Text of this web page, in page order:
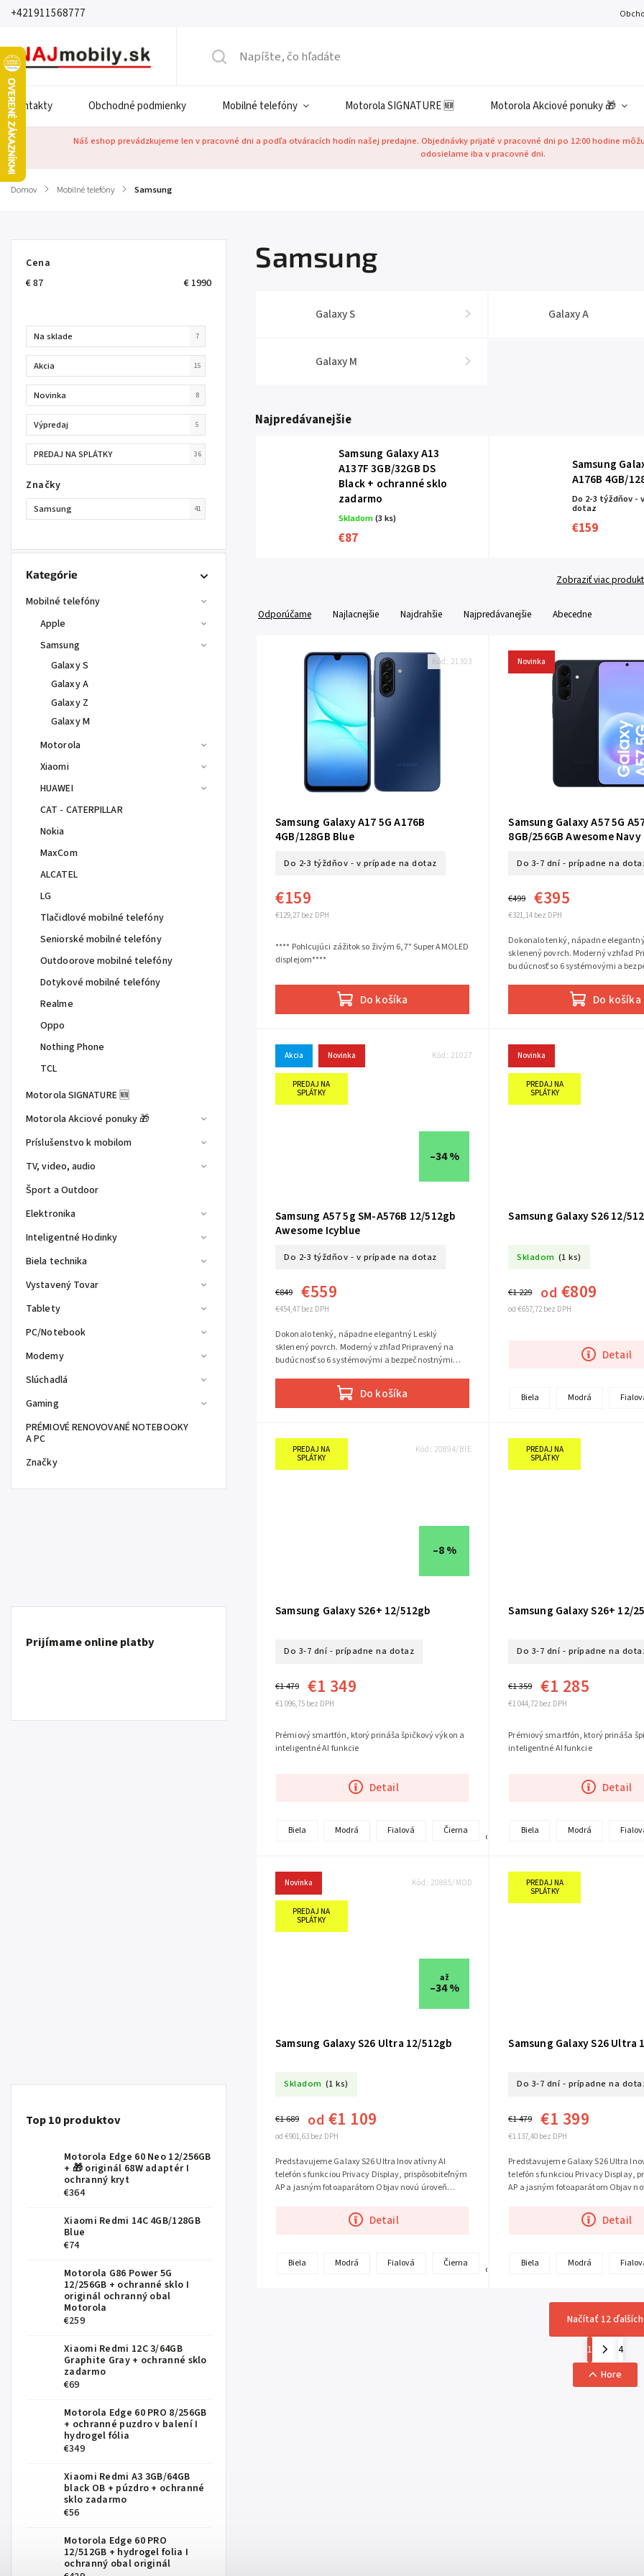
+421911568777
Kontakty Obchodné podmienky Mobilné telefóny Motorola SIGNATURE 🆕 Motorola Akciové ponuky 🎁
Náš eshop prevádzkujeme len v pracovné dni a podľa otváracích hodín našej predajne. Objednávky prijaté v pracovné dni po 12:00 hodine
odosielame iba v pracovné dni.
Domov / Mobilné telefóny / Samsung
Cena
€87 € 1990
Na sklade 7
Akcia 15
Novinka 8
Výpredaj 5
PREDAJ NA SPLÁTKY 36
Značky
Samsung 41
Kategórie
Mobilné telefóny
Apple
Samsung
Galaxy S
Galaxy A
Galaxy Z
Galaxy M
Motorola
Xiaomi
HUAWEI
CAT - CATERPILLAR
Nokia
MaxCom
ALCATEL
LG
Tlačidlové mobilné telefóny
Seniorské mobilné telefóny
Outdoorove mobilné telefóny
Dotykové mobilné telefóny
Realme
Oppo
Nothing Phone
TCL
Motorola SIGNATURE 🆕
Motorola Akciové ponuky 🎁
Príslušenstvo k mobilom
TV, video, audio
Šport a Outdoor
Elektronika
Inteligentné Hodinky
Biela technika
Vystavený Tovar
Tablety
PC/Notebook
Modemy
Slúchadlá
Gaming
PRÉMIOVÉ RENOVOVANÉ NOTEBOOKY
A PC
Značky
Prijímame online platby
Top 10 produktov
Motorola Edge 60 Neo 12/256GB
+ 🎁 originál 68W adaptér I
ochranný kryt
€364
Xiaomi Redmi 14C 4GB/128GB
Blue
€74
Motorola G86 Power 5G
12/256GB + ochranné sklo I
originál ochranný obal
Motorola
€259
Xiaomi Redmi 12C 3/64GB
Graphite Gray + ochranné sklo
zadarmo
€69
Motorola Edge 60 PRO 8/256GB
+ ochranné puzdro v balení I
hydrogel fólia
€349
Xiaomi Redmi A3 3GB/64GB
black OB + púzdro + ochranné
sklo zadarmo
€56
Motorola Edge 60 PRO
12/512GB + hydrogel folia I
ochranný obal originál
Samsung
Galaxy S Galaxy A
Galaxy M
Najpredávanejšie
Samsung Galaxy A13
A137F 3GB/32GB DS
Black+ ochranné sklo
zadarmo
Skladom(3 ks)
€87
Samsung
A176B 4GB/
Do 2-3 týždňov -
dotaz
€159
Zobraziť viac
Odporúčame Najlacnejšie Najdrahšie Najpredávanejšie Abecedne
Samsung Galaxy A17 5G A176B
4GB/128GB Blue
Do 2-3 týždňov - v prípade na dotaz
€129,27 bez DPH
€159
Do košíka
**** Pohlcujúci zážitok so živým 6,7" Super AMOLED
displejom****
Kód: 21303 Novinka
Samsung Galaxy A57 5G
8GB/256GB Awesome Navy
Do 3-7 dní - prípadne na
€321,14 bez DPH
€499 €395
Do košíka
Dokonalo tenký, nápadne
sklenený povrch. Moderný vzhľad
budúcnosť so 6 systémovými a
Akcia Novinka
PREDAJ NA
SPLÁTKY
–34 %
Samsung A57 5g SM-A576B 12/512gb
Awesome Icyblue
Do 2-3 týždňov - v prípade na dotaz
€454,47 bez DPH
€849 €559
Do košíka
Dokonalo tenký, nápadne elegantný Lesklý
sklenený povrch. Moderný vzhľad Pripravený na
budúcnosť so 6 systémovými a bezpečnostnými
Kód: 21027 Novinka
PREDAJ NA
SPLÁTKY
Samsung Galaxy S26 12/
Skladom (1 ks)
od €657,72 bez DPH
€1 229 od €809
Detail
Biela Modrá
PREDAJ NA
SPLÁTKY
–8 %
Samsung Galaxy S26+ 12/512gb
Do 3-7 dní - prípadne na dotaz
€1 096,75 bez DPH
€1 479 €1 349
Detail
Prémiový smartfón, ktorý prináša špičkový výkon a
inteligentné AI funkcie
Biela Modrá Fialová Čierna
ďalšie
Kód: 20894/BIE
PREDAJ NA
SPLÁTKY
Samsung Galaxy S26+ 12/
Do 3-7 dní - prípadne na
€1 044,72 bez DPH
€1 359 €1 285
Detail
Prémiový smartfón, ktorý prináša
inteligentné AI funkcie
Biela Modrá
Novinka
PREDAJ NA
SPLÁTKY
až
–34 %
Samsung Galaxy S26 Ultra 12/512gb
Skladom (1 ks)
od €901,63 bez DPH
€1 689 od €1 109
Detail
Predstavujeme Galaxy S26 Ultra Inovatívny AI
telefón s funkciou Privacy Display, prispôsobiteľným
AP a jasným fotoaparátom Objav novú úroveň
Biela Modrá Fialová Čierna
ďalšie
Kód: 20885/MOD
PREDAJ NA
SPLÁTKY
Samsung Galaxy S26 Ultra
Do 3-7 dní - prípadne na
€1 137,40 bez DPH
€1 479 €1 399
Detail
Predstavujeme Galaxy S26 Ultra
telefón s funkciou Privacy Display,
AP a jasným fotoaparátom Objav
Biela Modrá
Načítať 12 ďalších
1
4
Hore